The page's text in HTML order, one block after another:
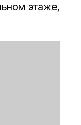
этаже,